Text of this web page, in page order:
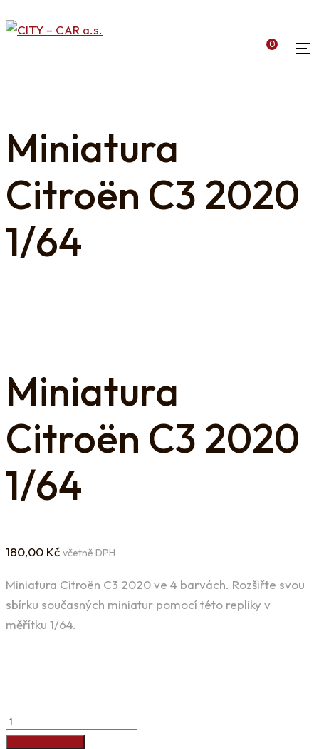
0
Miniatura
Citroën C3 2020
1/64
Miniatura
Citroën C3 2020
1/64
180,00 Kč včetně DPH
Miniatura Citroën C3 2020 ve 4 barvách. Rozšiřte svou
sbírku současných miniatur pomocí této repliky v
měřítku 1/64.
Miniatura
Citroën